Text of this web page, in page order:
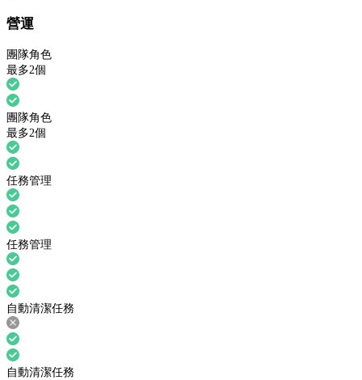
營運
團隊角色
最多2個
團隊角色
最多2個
任務管理
任務管理
自動清潔任務
自動清潔任務